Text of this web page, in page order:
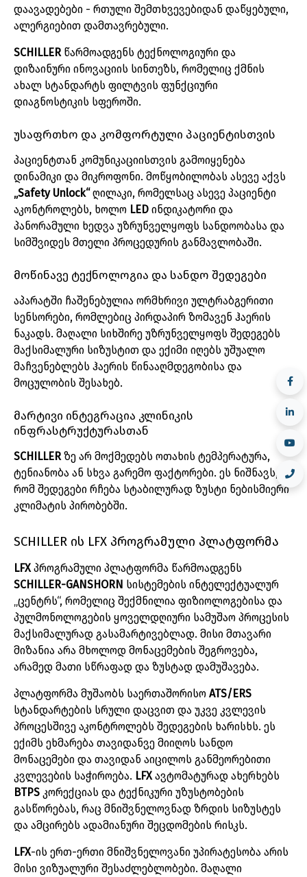
დაავადებები - რთული შემთხვევებიდან დაწყებული,
ალერგიებით დამთავრებული.
SCHILLER წარმოადგენს ტექნოლოგიური და
დიზაინური ინოვაციის სინთეზს, რომელიც ქმნის
ახალ სტანდარტს ფილტვის ფუნქციური
დიაგნოსტიკის სფეროში.
უსაფრთხო და კომფორტული პაციენტისთვის
პაციენტთან კომუნიკაციისთვის გამოიყენება
დინამიკი და მიკროფონი. მოწყობილობას ასევე აქვს
„Safety Unlock“ღილაკი, რომელსაც ასევე პაციენტი
აკონტროლებს, ხოლო LED ინდიკატორი და
პანორამული ხედვა უზრუნველყოფს სანდოობასა და
სიმშვიდეს მთელი პროცედურის განმავლობაში.
მოწინავე ტექნოლოგია და სანდო შედეგები
აპარატში ჩაშენებულია ორმხრივი ულტრაბგერითი
სენსორები, რომლებიც პირდაპირ ზომავენ ჰაერის
ნაკადს. მაღალი სიხშირე უზრუნველყოფს შედეგებს
მაქსიმალური სიზუსტით და ექიმი იღებს უშუალო
მაჩვენებლებს ჰაერის წინააღმდეგობისა და
მოცულობის შესახებ.
მარტივი ინტეგრაცია კლინიკის
ინფრასტრუქტურასთან
SCHILLER ზე არ მოქმედებს ოთახის ტემპერატურა,
ტენიანობა ან სხვა გარემო ფაქტორები. ეს ნიშნავს,
რომ შედეგები რჩება სტაბილურად ზუსტი ნებისმიერი
კლიმატის პირობებში.
SCHILLER ის LFX პროგრამული პლატფორმა
LFX პროგრამული პლატფორმა წარმოადგენს
SCHILLER-GANSHORN სისტემების ინტელექტუალურ
ცენტრს“, რომელიც შექმნილია ფიზიოლოგებისა და
პულმონოლოგების ყოველდღიური სამუშაო პროცესის
მაქსიმალურად გასამარტივებლად. მისი მთავარი
მიზანია არა მხოლოდ მონაცემების შეგროვება,
არამედ მათი სწრაფად და ზუსტად დამუშავება.
პლატფორმა მუშაობს საერთაშორისო ATS/ERS
სტანდარტების სრული დაცვით და უკვე კვლევის
პროცესშივე აკონტროლებს შედეგების ხარისხს. ეს
ექიმს ეხმარება თავიდანვე მიიღოს სანდო
მონაცემები და თავიდან აიცილოს განმეორებითი
კვლევების საჭიროება. LFX ავტომატურად ახერხებს
BTPS კორექციას და ტექნიკური უზუსტობების
გასწორებას, რაც მნიშვნელოვნად ზრდის სიზუსტეს
და ამცირებს ადამიანური შეცდომების რისკს.
LFX-ის ერთ-ერთი მნიშვნელოვანი უპირატესობა არის
მისი ვიზუალური შესაძლებლობები. მაღალი